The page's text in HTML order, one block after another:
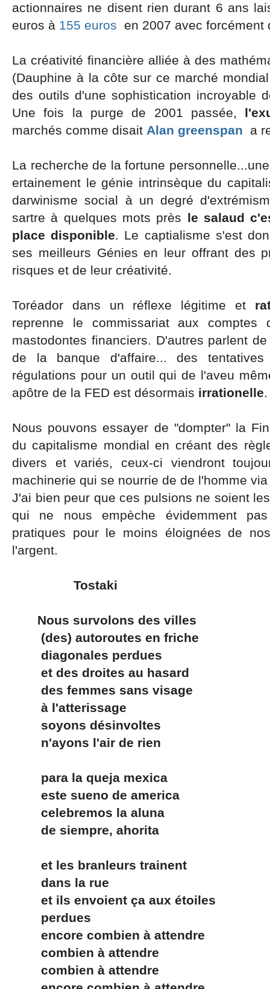
actionnaires ne disent rien durant 6 ans
euros à 155 euros en 2007 avec
La créativité financière alliée à des
(Dauphine à la côte sur ce marché
des outils d'une sophistication incroyable
Une fois la purge de 2001 passée,
marchés comme disait Alan greenspan a
La recherche de la fortune
ertainement le génie intrinsèque du
darwinisme social à un degré
sartre à quelques mots près le salaud
place disponible. Le captialisme s'est
ses meilleurs Génies en leur offrant des
risques et de leur créativité.
Toréador dans un réflexe légitime et
reprenne le commissariat aux comptes
mastodontes financiers. D'autres parlent
de la banque d'affaire... des
régulations pour un outil qui de l'aveu
apôtre de la FED est désormais irrationelle.
Nous pouvons essayer de "dompter" la
du capitalisme mondial en créant des
divers et variés, ceux-ci viendront
machinerie qui se nourrie de de l'homme
J'ai bien peur que ces pulsions ne soient
qui ne nous empèche évidemment
pratiques pour le moins éloignées de
l'argent.
Tostaki
Nous survolons des villes
(des) autoroutes en friche
diagonales perdues
et des droites au hasard
des femmes sans visage
à l'atterissage
soyons désinvoltes
n'ayons l'air de rien
para la queja mexica
este sueno de america
celebremos la aluna
de siempre, ahorita
et les branleurs trainent
dans la rue
et ils envoient ça aux étoiles
perdues
encore combien à attendre
combien à attendre
combien à attendre